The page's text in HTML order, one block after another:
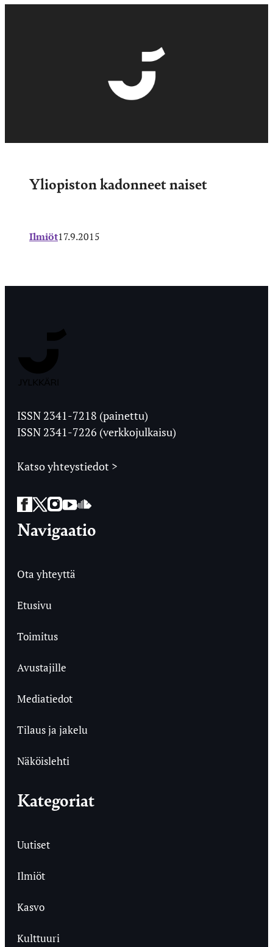
Yliopiston kadonneet naiset
Ilmiöt17.9.2015
Ylioppilaslehti
ISSN 2341-7218 (painettu)
ISSN 2341-7226 (verkkojulkaisu)
Katso yhteystiedot >
Facebook
Twitter
Instagram
YouTube
SoundCloud
Navigaatio
Ota yhteyttä
Etusivu
Toimitus
Avustajille
Mediatiedot
Tilaus ja jakelu
Näköislehti
Kategoriat
Uutiset
Ilmiöt
Kasvo
Kulttuuri